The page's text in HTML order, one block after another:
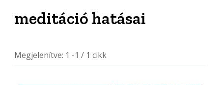
meditáció hatásai
Megjelenítve: 1 -1 / 1 cikk